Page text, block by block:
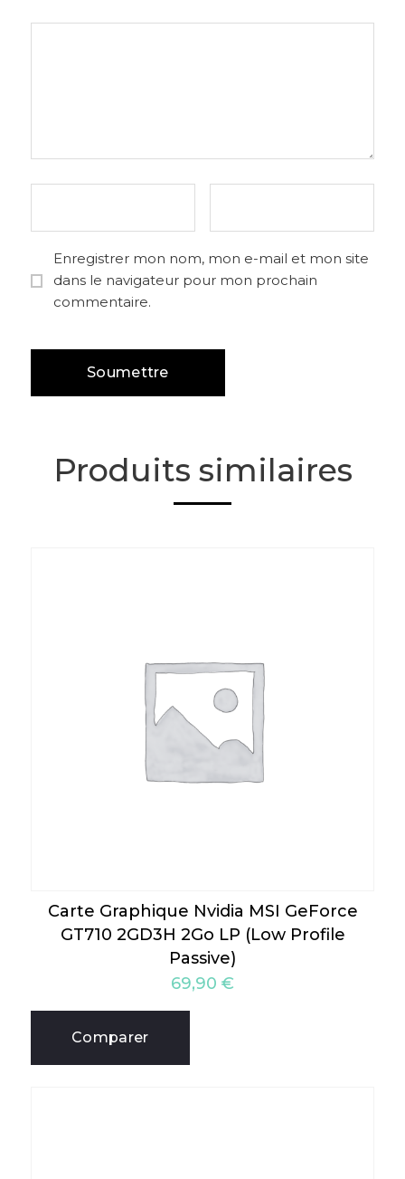
Enregistrer mon nom, mon e-mail et mon site
dans le navigateur pour mon prochain
commentaire.
Produits similaires
Carte Graphique Nvidia MSI GeForce
GT710 2GD3H 2Go LP (Low Profile
Passive)
69,90 €
Comparer